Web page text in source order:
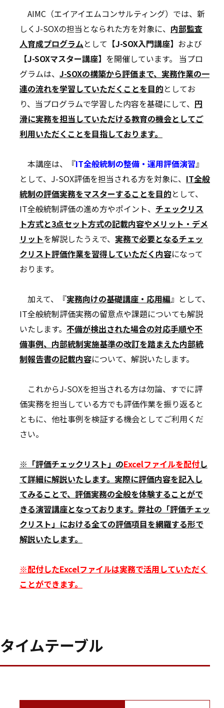
AIMC（エイアイエムコンサルティング）では、新
しくJ-SOXの担当となられた方を対象に、 内部監査
人育成プログラムとして 【J-SOX入門講座】 および
【J-SOXマスター講座】 を開催しています。 当プロ
グラムは、 J-SOXの構築から評価まで、実務作業の一
連の流れを学習していただくことを目的としてお
り、当プログラムで学習した内容を基礎にして、 円
滑に実務を担当していただける教育の機会としてご
利用いただくことを目指しております。
本講座は、『IT全般統制の整備・運用評価演習』
として、J-SOX評価を担当される方を対象に、 IT全般
統制の評価実務をマスターすることを目的として、
IT全般統制評価の進め方やポイント、 チェックリス
ト方式と3点セット方式の記載内容やメリット・デメ
リットを解説したうえで、 実務で必要となるチェッ
クリスト評価作業を習得していただく内容になって
おります。
加えて、『実務向けの基礎講座・応用編』として、
IT全般統制評価実務の留意点や課題についても解説
いたします。 不備が検出された場合の対応手順や不
備事例、内部統制実施基準の改訂を踏まえた内部統
制報告書の記載内容について、解説いたします。
これからJ-SOXを担当される方は勿論、すでに評
価実務を担当している方でも評価作業を振り返ると
ともに、他社事例を検証する機会としてご利用くだ
さい。
※「評価チェックリスト」のExcelファイルを配付し
て詳細に解説いたします。実際に評価内容を記入し
てみることで、評価実務の全般を体験することがで
きる演習講座となっております。弊社の「評価チェッ
クリスト」における全ての評価項目を網羅する形で
解説いたします。
※配付したExcelファイルは実務で活用していただく
ことができます。
タイムテーブル